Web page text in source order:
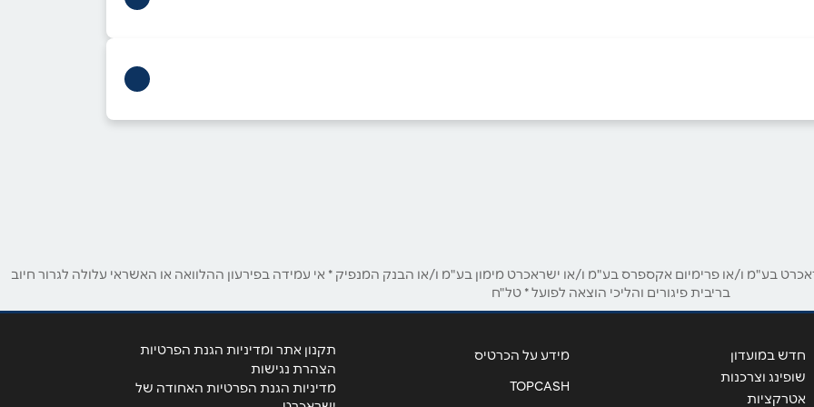
בית חירות קריית ביאליק ירושלים
הגליל
04-6463310
נהריה
04-9924791
רמת גן
03-5707111
בע"מ ו/או פרימיום אקספרס בע"מ ו/או ישראכרט מימון בע"מ ו/או הבנק המנפיק * אי עמידה בפירעון ההלוואה או האשראי עלולה לגרור חיוב
בריבית פיגורים והליכי הוצאה לפועל * טל"ח
חדש במועדון
שופינג וצרכנות
אטרקציות
מידע על הכרטיס
TOPCASH
תקנון אתר ומדיניות הגנת הפרטיות
הצהרת נגישות
מדיניות הגנת הפרטיות האחודה של